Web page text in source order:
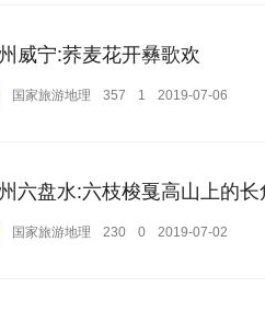
威宁:荞麦花开彝歌欢
国家旅游地理 357 1 2019-07-06
六盘水:六枝梭戛高山上的长
国家旅游地理 230 0 2019-07-02